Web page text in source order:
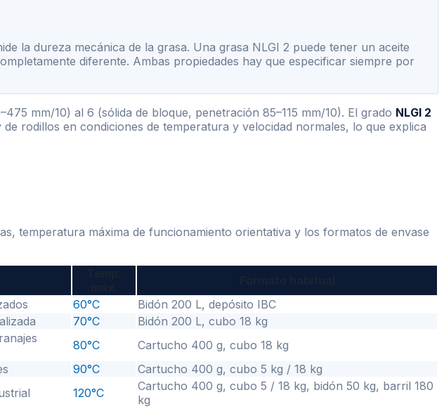
la dureza mecánica de la grasa. Una grasa NLGI 2 puede tener un aceite
diferente. Ambas propiedades hay que especificar siempre por
mm/10) al 6 (sólida de bloque, penetración 85–115 mm/10). El grado NLGI 2
rodillos en condiciones de temperatura y velocidad normales, lo que explica
temperatura máxima de funcionamiento orientativa y los formatos de envase
60°C
Bidón 200 L, depósito IBC
70°C
Bidón 200 L, cubo 18 kg
80°C
Cartucho 400 g, cubo 18 kg
90°C
Cartucho 400 g, cubo 5 kg / 18 kg
120°C
Cartucho 400 g, cubo 5 / 18 kg, bidón 50 kg, barril 180
kg